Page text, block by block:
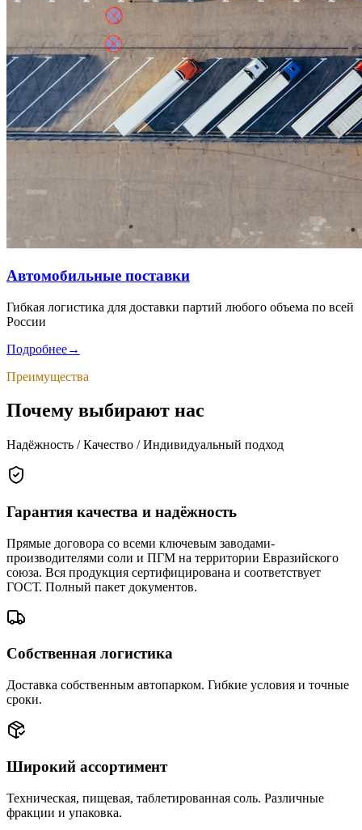
Автомобильные поставки
Гибкая логистика для доставки партий любого объема по всей
России
Подробнее→
Преимущества
Почему выбирают нас
Надёжность / Качество / Индивидуальный подход
Гарантия качества и надёжность
Прямые договора со всеми ключевым заводами-
производителями соли и ПГМ на территории Евразийского
союза. Вся продукция сертифицирована и соответствует
ГОСТ. Полный пакет документов.
Собственная логистика
Доставка собственным автопарком. Гибкие условия и точные
сроки.
Широкий ассортимент
Техническая, пищевая, таблетированная соль. Различные
фракции и упаковка.